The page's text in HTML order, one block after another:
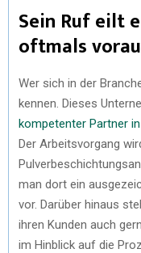
Sein Ruf eilt
oftmals
Wer sich in der
kennen. Dieses
kompetenter Partner
Der Arbeitsvorgang
man dort ein
vor. Darüber hinaus
ihren Kunden auch
im Hinblick auf die